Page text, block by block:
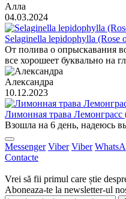
Алла
04.03.2024
Selaginella lepidophylla (Rose
От полива о опрыскавания
все хорошеет буквально на
Александра
10.12.2023
Лимонная трава Лемонграсс
Взошла на 6 день, надеюсь
Messenger Viber Viber
Contacte
Vrei să fii primul care știe
Aboneaza-te la newsletter-ul